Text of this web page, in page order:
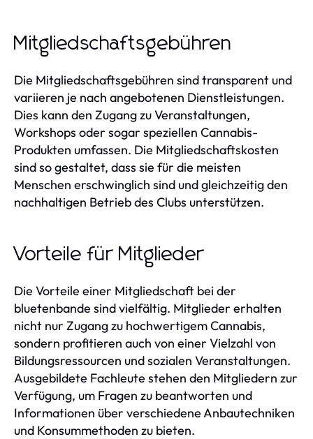
Mitgliedschaftsgebühren
Die Mitgliedschaftsgebühren sind transparent und
variieren je nach angebotenen Dienstleistungen.
Dies kann den Zugang zu Veranstaltungen,
Workshops oder sogar speziellen Cannabis-
Produkten umfassen. Die Mitgliedschaftskosten
sind so gestaltet, dass sie für die meisten
Menschen erschwinglich sind und gleichzeitig den
nachhaltigen Betrieb des Clubs unterstützen.
Vorteile für Mitglieder
Die Vorteile einer Mitgliedschaft bei der
bluetenbande sind vielfältig. Mitglieder erhalten
nicht nur Zugang zu hochwertigem Cannabis,
sondern profitieren auch von einer Vielzahl von
Bildungsressourcen und sozialen Veranstaltungen.
Ausgebildete Fachleute stehen den Mitgliedern zur
Verfügung, um Fragen zu beantworten und
Informationen über verschiedene Anbautechniken
und Konsummethoden zu bieten.